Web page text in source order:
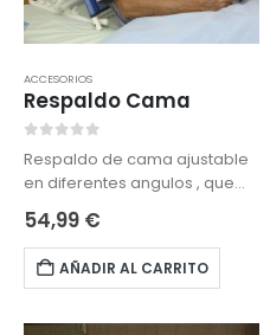
ACCESORIOS
Respaldo Cama
Respaldo de cama ajustable
en diferentes angulos , que
permite hacer actividades
comodamente en la cama
como leer y comer.
54,99 €
AÑADIR AL CARRITO